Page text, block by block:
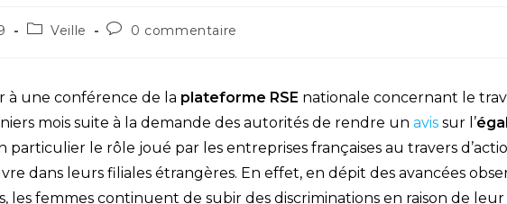
Veille 0 commentaire
à une conférence de la plateforme RSE nationale concernant le
mois suite à la demande des autorités de rendre un avis sur l’
particulier le rôle joué par les entreprises françaises au travers
dans leurs filiales étrangères. En effet, en dépit des avancées
les femmes continuent de subir des discriminations en raison de